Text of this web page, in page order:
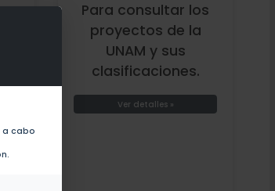
a cabo
Para consultar los
proyectos de la
UNAM y sus
clasificaciones.
Ver detalles »